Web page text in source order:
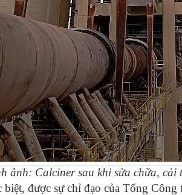
ảnh: Calciner sau khi sửa chữa, cải
biệt, được sự chỉ đạo của Tổng